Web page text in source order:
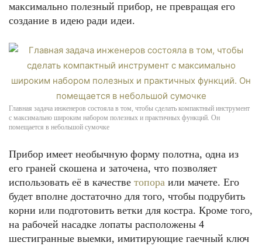
максимально полезный прибор, не превращая его
создание в идею ради идеи.
Главная задача инженеров состояла в том, чтобы сделать компактный инструмент
с максимально широким набором полезных и практичных функций. Он
помещается в небольшой сумочке
Прибор имеет необычную форму полотна, одна из
его граней скошена и заточена, что позволяет
использовать её в качестве топора или мачете. Его
будет вполне достаточно для того, чтобы подрубить
корни или подготовить ветки для костра. Кроме того,
на рабочей насадке лопаты расположены 4
шестигранные выемки, имитирующие гаечный ключ